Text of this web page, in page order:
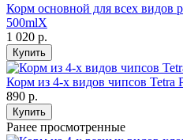
Корм основной для всех видов
500mlХ
1 020 р.
Купить
Корм из 4-х видов чипсов Tetra
890 р.
Купить
Ранее просмотренные